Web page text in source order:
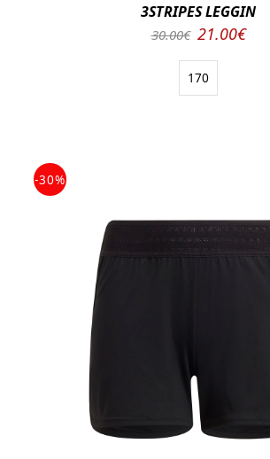
3STRIPES LEGGIN
30.00€ 21.00€
170
-30%